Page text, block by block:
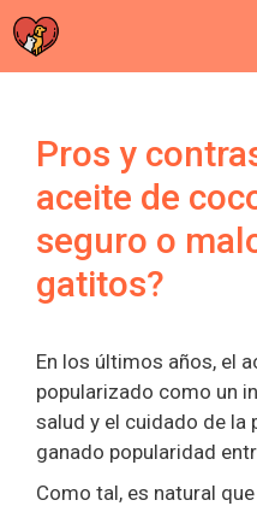
Saltar
al
contenido
Pros y
aceite de
seguro o
gatitos?
En los últimos años, el
popularizado como un
salud y el cuidado de la
ganado popularidad
Como tal, es natural